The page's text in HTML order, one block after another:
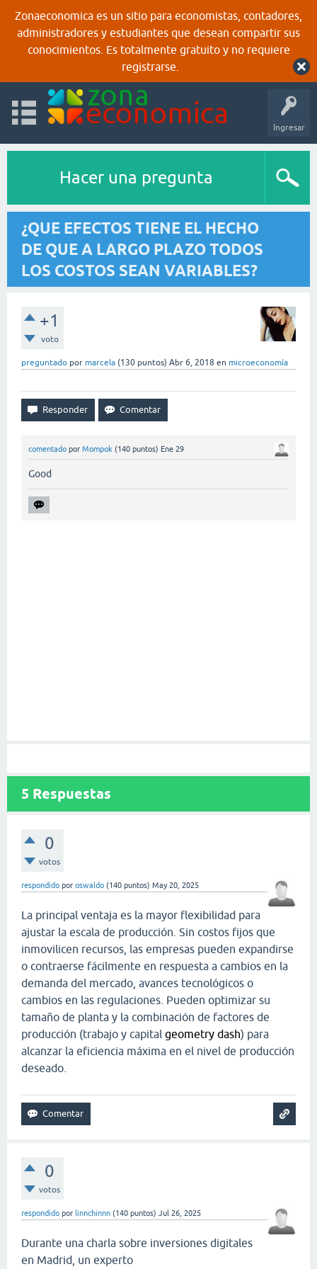
Zonaeconomica es un sitio para economistas, contadores,
administradores y estudiantes que desean compartir sus
conocimientos. Es totalmente gratuito y no requiere
registrarse.
Ingresar
Hacer una pregunta
¿QUE EFECTOS TIENE EL HECHO
DE QUE A LARGO PLAZO TODOS
LOS COSTOS SEAN VARIABLES?
+1
voto
preguntado por marcela (130 puntos) Abr 6, 2018 en microeconomía
comentado por Mompok (140 puntos) Ene 29
Good
5 Respuestas
0
votos
respondido por oswaldo (140 puntos) May 20, 2025
La principal ventaja es la mayor flexibilidad para
ajustar la escala de producción. Sin costos fijos que
inmovilicen recursos, las empresas pueden expandirse
o contraerse fácilmente en respuesta a cambios en la
demanda del mercado, avances tecnológicos o
cambios en las regulaciones. Pueden optimizar su
tamaño de planta y la combinación de factores de
producción (trabajo y capital geometry dash) para
alcanzar la eficiencia máxima en el nivel de producción
deseado.
0
votos
respondido por linnchinnn (140 puntos) Jul 26, 2025
Durante una charla sobre inversiones digitales
en Madrid, un experto